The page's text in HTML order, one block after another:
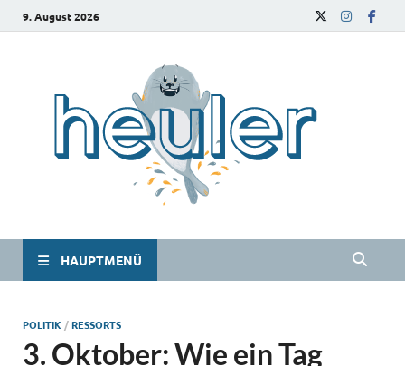
9. August 2026
HAUPTMENÜ
POLITIK /RESSORTS
3. Oktober: Wie ein Tag